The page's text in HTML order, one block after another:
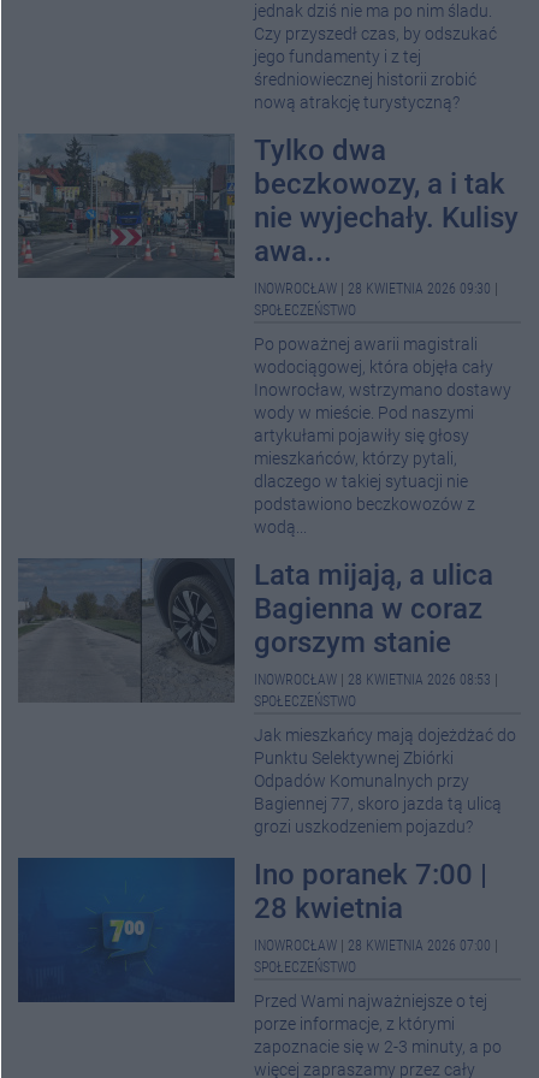
jednak dziś nie ma po nim śladu.
Czy przyszedł czas, by odszukać
jego fundamenty i z tej
średniowiecznej historii zrobić
nową atrakcję turystyczną?
Tylko dwa
beczkowozy, a i tak
nie wyjechały. Kulisy
awa...
INOWROCŁAW 28 KWIETNIA 2026 09:30
SPOŁECZEŃSTWO
Po poważnej awarii magistrali
wodociągowej, która objęła cały
Inowrocław, wstrzymano dostawy
wody w mieście. Pod naszymi
artykułami pojawiły się głosy
mieszkańców, którzy pytali,
dlaczego w takiej sytuacji nie
podstawiono beczkowozów z
wodą...
Lata mijają, a ulica
Bagienna w coraz
gorszym stanie
INOWROCŁAW 28 KWIETNIA 2026 08:53
SPOŁECZEŃSTWO
Jak mieszkańcy mają dojeżdżać do
Punktu Selektywnej Zbiórki
Odpadów Komunalnych przy
Bagiennej 77, skoro jazda tą ulicą
grozi uszkodzeniem pojazdu?
Ino poranek 7:00 |
28 kwietnia
INOWROCŁAW 28 KWIETNIA 2026 07:00
SPOŁECZEŃSTWO
Przed Wami najważniejsze o tej
porze informacje, z którymi
zapoznacie się w 2-3 minuty, a po
więcej zapraszamy przez cały